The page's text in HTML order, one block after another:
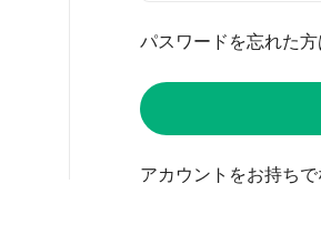
パスワードを忘れた方
アカウントをお持ち